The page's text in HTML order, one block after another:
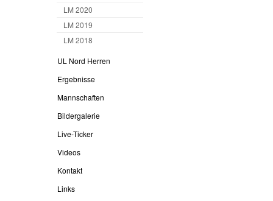
LM 2020
LM 2019
LM 2018
UL Nord Herren
Ergebnisse
Mannschaften
Bildergalerie
Live-Ticker
Videos
Kontakt
Links